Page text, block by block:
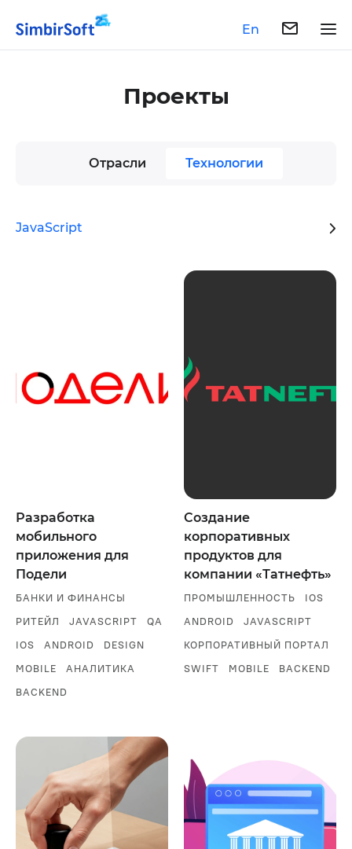
En
Проекты
Отрасли Технологии
JavaScript
Разработка
мобильного
приложения для
Подели
БАНКИ И ФИНАНСЫ
РИТЕЙЛ
JAVASCRIPT
QA
IOS
ANDROID
DESIGN
MOBILE
АНАЛИТИКА
BACKEND
Создание
корпоративных
продуктов для
компании «Татнефть»
ПРОМЫШЛЕННОСТЬ
IOS
ANDROID
JAVASCRIPT
КОРПОРАТИВНЫЙ ПОРТАЛ
SWIFT
MOBILE BACKEND